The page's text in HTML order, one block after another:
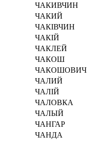
ЧАКИВЧИН
ЧАКИЙ
ЧАКІВЧИН
ЧАКІЙ
ЧАКЛЕЙ
ЧАКОШ
ЧАКОШОВИЧ
ЧАЛИЙ
ЧАЛІЙ
ЧАЛОВКА
ЧАЛЫЙ
ЧАНГАР
ЧАНДА